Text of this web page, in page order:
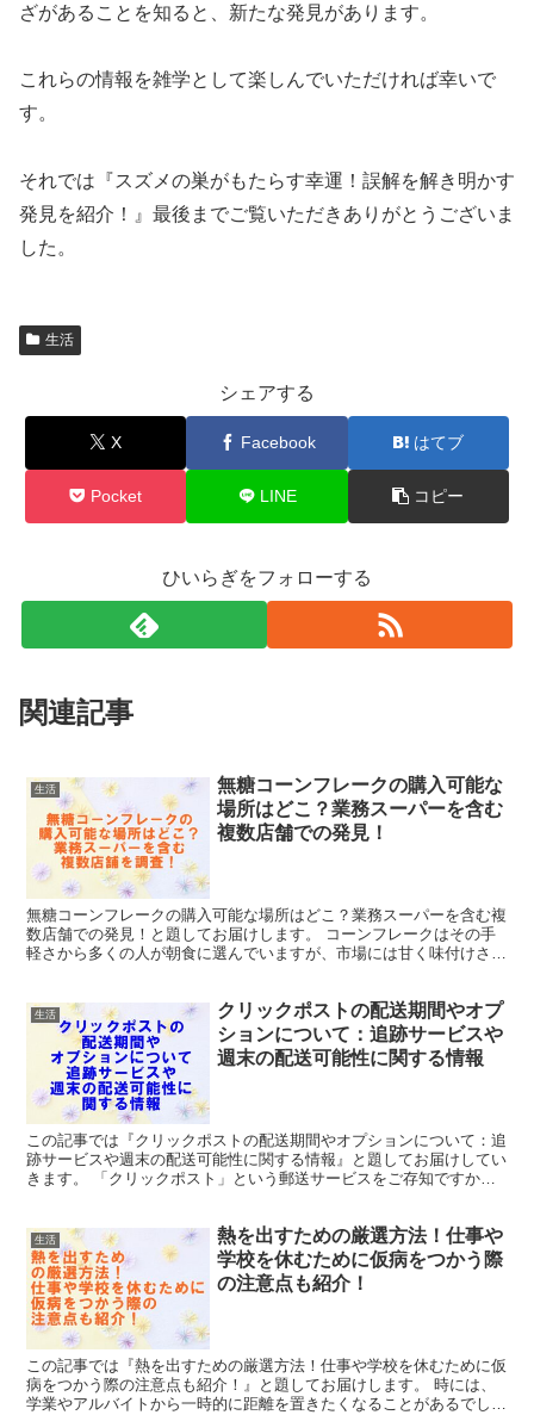
ざがあることを知ると、新たな発見があります。
これらの情報を雑学として楽しんでいただければ幸いで
す。
それでは『スズメの巣がもたらす幸運！誤解を解き明かす
発見を紹介！』最後までご覧いただきありがとうございま
した。
生活
シェアする
X Facebook はてブ
Pocket LINE コピー
ひいらぎをフォローする
関連記事
生活
無糖コーンフレークの購入可能な
場所はどこ？業務スーパーを含む
複数店舗での発見！
無糖コーンフレークの購入可能な場所はどこ？業務スーパーを含む複
数店舗での発見！と題してお届けします。 コーンフレークはその手
軽さから多くの人が朝食に選んでいますが、市場には甘く味付けされ
生活
クリックポストの配送期間やオプ
ションについて：追跡サービスや
週末の配送可能性に関する情報
この記事では『クリックポストの配送期間やオプションについて：追
跡サービスや週末の配送可能性に関する情報』と題してお届けしてい
きます。 「クリックポスト」という郵送サービスをご存知ですか？
生活
熱を出すための厳選方法！仕事や
学校を休むために仮病をつかう際
の注意点も紹介！
この記事では『熱を出すための厳選方法！仕事や学校を休むために仮
病をつかう際の注意点も紹介！』と題してお届けします。 時には、
学業やアルバイトから一時的に距離を置きたくなることがあるでしょ